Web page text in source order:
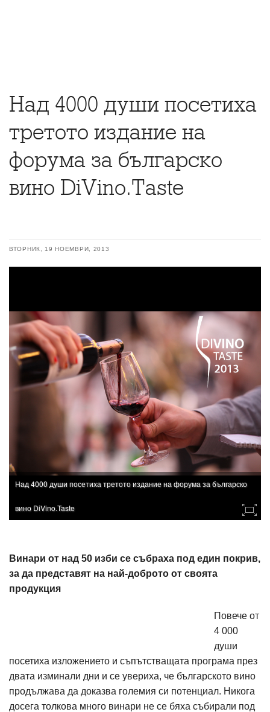
Над 4000 души посетиха
третото издание на
форума за българско
вино DiVino.Taste
ВТОРНИК, 19 НОЕМВРИ, 2013
Над 4000 души посетиха третото издание на форума за българско
вино DiVino.Taste
Винари от над 50 изби се събраха под един покрив,
за да представят на най-доброто от своята
продукция
Повече от
4 000
души
посетиха изложението и съпътстващата програма през
двата изминали дни и се увериха, че българското вино
продължава да доказва големия си потенциал. Никога
досега толкова много винари не се бяха събирали под